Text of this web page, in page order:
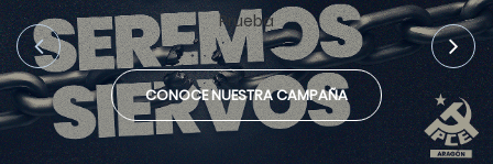
Prueba
CONOCE NUESTRA CAMPAÑA